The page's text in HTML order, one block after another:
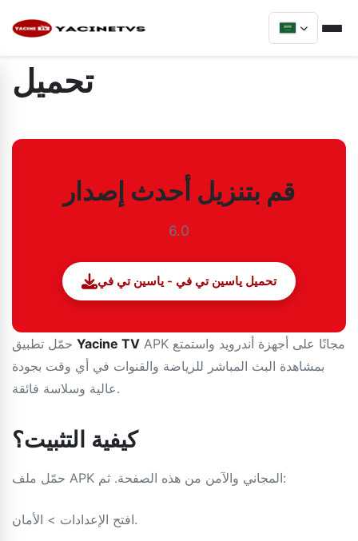
تحميل
قم بتنزيل أحدث إصدار
6.0
تحميل ياسين تي في - ياسين تي في
Yacine TV APK مجانًا على أجهزة أندرويد واستمتع
بمشاهدة البث المباشر للرياضة والقنوات في أي وقت بجودة
عالية وسلاسة فائقة.
كيفية التثبيت؟
حمّل ملف APK المجاني والآمن من هذه الصفحة. ثم:
افتح الإعدادات > الأمان.